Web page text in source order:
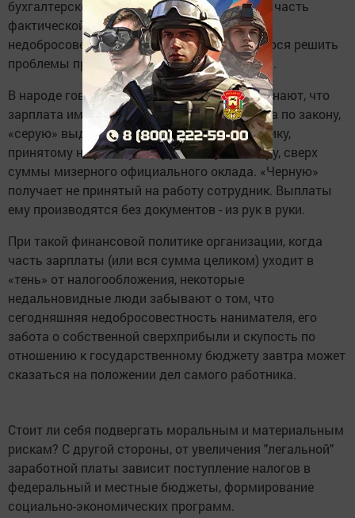
бухгалтерской ведомости фигурирует лишь часть
фактической зарплаты, то он стал жертвой
недобросовестного начальника, пытающегося решить
проблемы предприятия за счет гражданина.
В народе говорят, что деньги не пахнут, но знают, что
зарплата имеет свой цвет. «Белая» получена по закону,
«серую» выдают неофициальному сотруднику,
принятому на работу по трудовому договору, сверх
суммы мизерного официального оклада. «Черную»
получает не принятый на работу сотрудник. Выплаты
ему производятся без документов - из рук в руки.
При такой финансовой политике организации, когда
часть зарплаты (или вся сумма целиком) уходит в
«тень» от налогообложения, некоторые
недальновидные люди забывают о том, что
сегодняшняя недобросовестность нанимателя, его
забота о собственной сверхприбыли и скупость по
отношению к государственному бюджету завтра может
сказаться на положении дел самого работника.
Стоит ли себя подвергать моральным и материальным
рискам? С другой стороны, от увеличения "легальной"
заработной платы зависит поступление налогов в
федеральный и местные бюджеты, формирование
социально-экономических программ.